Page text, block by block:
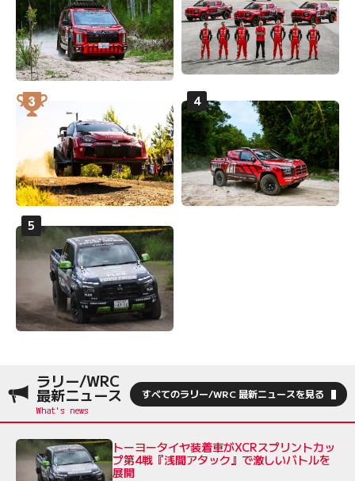
ラリー/WRC
最新ニュース すべてのラリー/WRC 最新ニュースを見る
トーヨータイヤ装着車がXCRスプリントカッ
プ第4戦『浅間アタック』で激しいバトルを
展開